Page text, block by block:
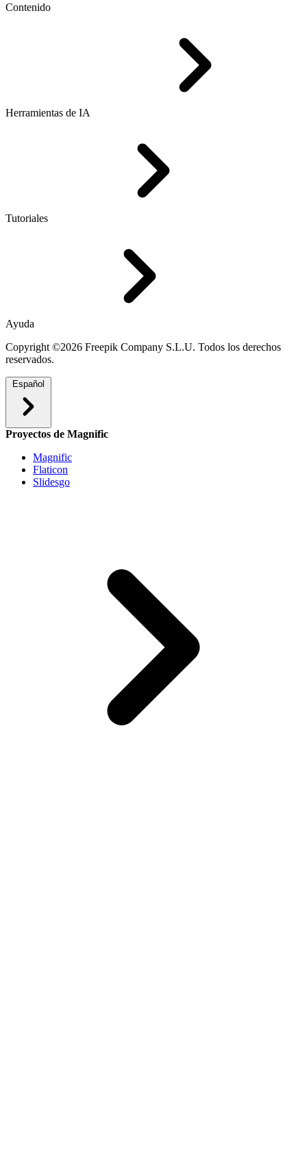
Contenido
Herramientas de IA
Tutoriales
Ayuda
Copyright ©2026 Freepik Company S.L.U. Todos los derechos
reservados.
Español
Proyectos de Magnific
Magnific
Flaticon
Slidesgo